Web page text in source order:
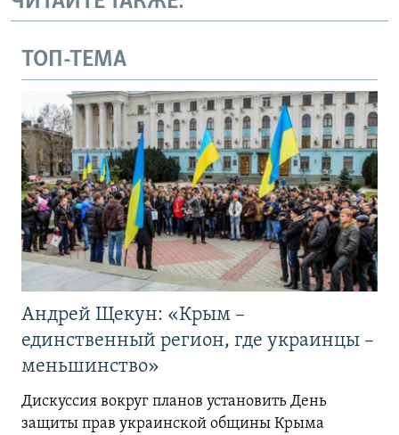
ТОП-ТЕМА
Андрей Щекун: «Крым –
единственный регион, где украинцы –
меньшинство»
Дискуссия вокруг планов установить День
защиты прав украинской общины Крыма